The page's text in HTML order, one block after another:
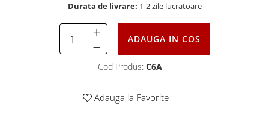
Durata de livrare: 1-2 zile lucratoare
ADAUGA IN COS
Cod Produs: C6A
Adauga la Favorite